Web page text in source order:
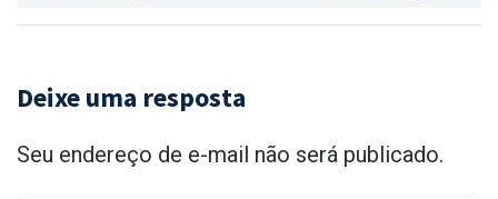
encontro de
de maio
Deixe uma resposta
Seu endereço de e-mail não será publicado.